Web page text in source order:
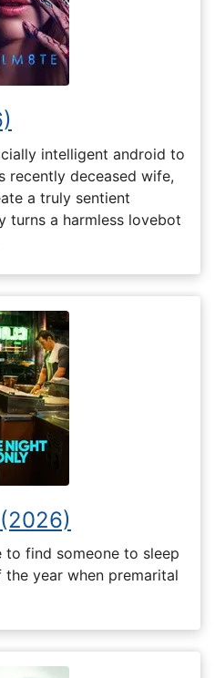
intelligent android to
recently deceased wife,
a truly sentient
turns a harmless lovebot
to find someone to sleep
year when premarital